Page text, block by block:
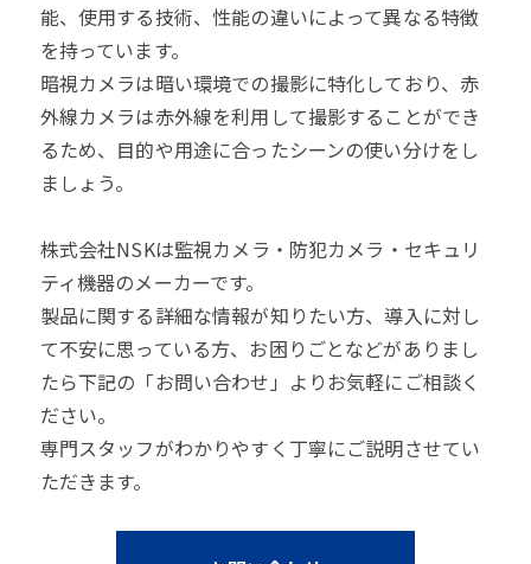
能、使用する技術、性能の違いによって異なる特徴
を持っています。
暗視カメラは暗い環境での撮影に特化しており、赤
外線カメラは赤外線を利用して撮影することができ
るため、目的や用途に合ったシーンの使い分けをし
ましょう。
株式会社NSKは監視カメラ・防犯カメラ・セキュリ
ティ機器のメーカーです。
製品に関する詳細な情報が知りたい方、導入に対し
て不安に思っている方、お困りごとなどがありまし
たら下記の「お問い合わせ」よりお気軽にご相談く
ださい。
専門スタッフがわかりやすく丁寧にご説明させてい
ただきます。